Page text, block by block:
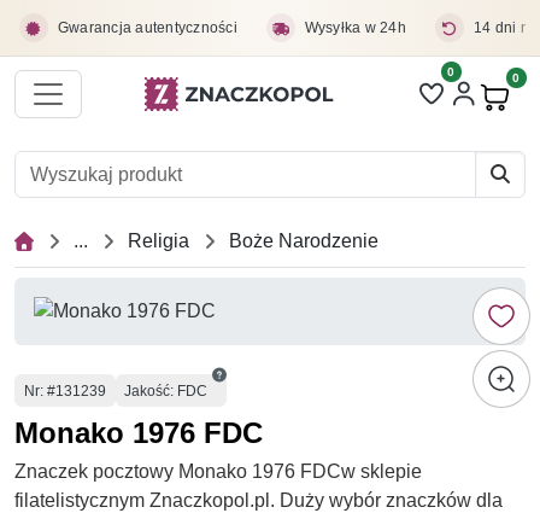
Gwarancja autentyczności Wysyłka w 24h 14 dni
Liczba pozycji
0 0
... Religia Boże Narodzenie
Numer
Nr: #131239 Jakość: FDC
Monako 1976 FDC
Znaczek pocztowy Monako 1976 FDCw sklepie
filatelistycznym Znaczkopol.pl. Duży wybór znaczków dla